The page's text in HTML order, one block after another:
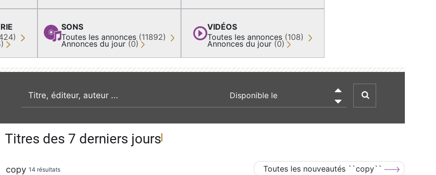
SONS
Toutes les annonces (11892)
Annonces du jour (0)
VIDÉOS
Toutes les annonces (108)
Annonces du jour (0)
recherche par mot clé

Titres des 7 derniers jours
copy 14 résultats Toutes les nouveautés ``copy``